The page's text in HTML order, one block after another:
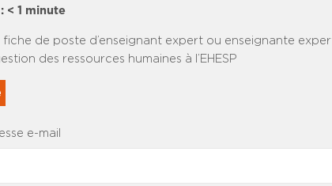
< 1 minute
fiche de poste d’enseignant expert ou enseignante
des ressources humaines à l’EHESP
e-mail